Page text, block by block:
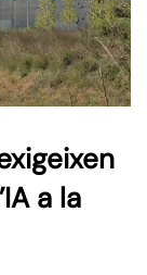
a la